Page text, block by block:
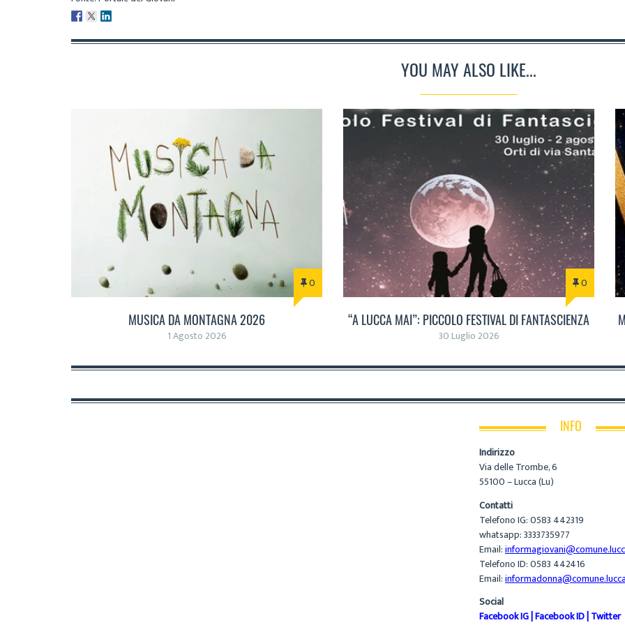
YOU MAY ALSO LIKE...
0
MUSICA DA MONTAGNA 2026
1 Agosto 2026
0
“A LUCCA MAI”: PICCOLO FESTIVAL DI FANTASCIENZA
30 Luglio 2026
INFO
Indirizzo
Via delle Trombe, 6
55100 – Lucca (Lu)
Contatti
Telefono IG: 0583 442319
whatsapp: 3333735977
Email:
Telefono ID: 0583 442416
Email:
Social
Facebook IG|Facebook ID|Twitter